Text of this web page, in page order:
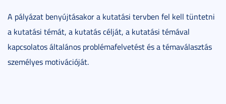
A pályázat benyújtásakor a kutatási tervben fel kell tüntetni
a kutatási témát, a kutatás célját, a kutatási témával
kapcsolatos általános problémafelvetést és a témaválasztás
személyes motivációját.